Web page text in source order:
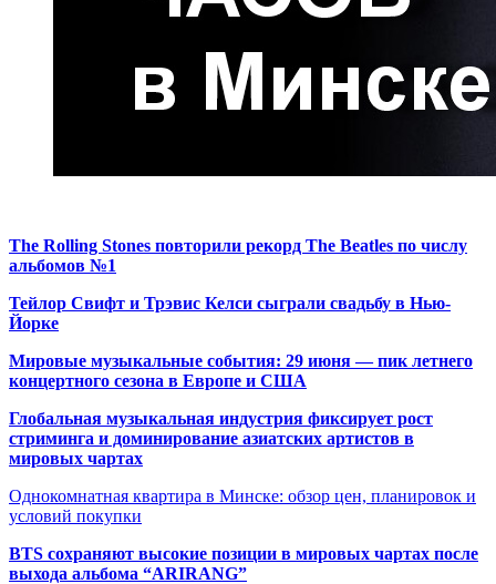
The Rolling Stones повторили рекорд The Beatles по числу
альбомов №1
Тейлор Свифт и Трэвис Келси сыграли свадьбу в Нью-
Йорке
Мировые музыкальные события: 29 июня — пик летнего
концертного сезона в Европе и США
Глобальная музыкальная индустрия фиксирует рост
стриминга и доминирование азиатских артистов в
мировых чартах
Однокомнатная квартира в Минске: обзор цен, планировок и
условий покупки
BTS сохраняют высокие позиции в мировых чартах после
выхода альбома “ARIRANG”